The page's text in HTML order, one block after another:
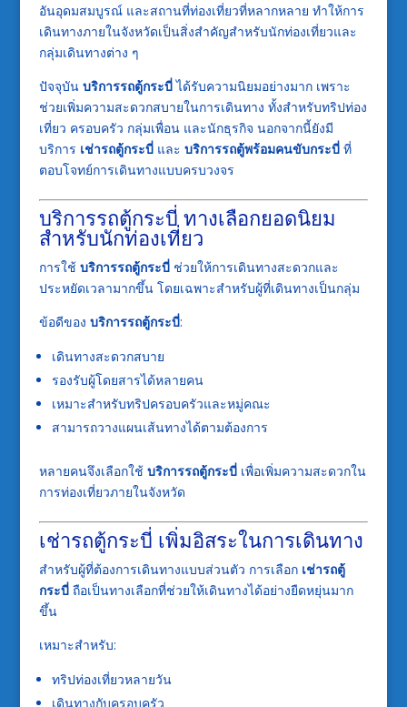
อันอุดมสมบูรณ์ และสถานที่ท่องเที่ยวที่หลากหลาย ทำให้การ
เดินทางภายในจังหวัดเป็นสิ่งสำคัญสำหรับนักท่องเที่ยวและ
กลุ่มเดินทางต่าง ๆ
ปัจจุบัน บริการรถตู้กระบี่ได้รับความนิยมอย่างมาก เพราะ
ช่วยเพิ่มความสะดวกสบายในการเดินทาง ทั้งสำหรับทริปท่อง
เที่ยว ครอบครัว กลุ่มเพื่อน และนักธุรกิจ นอกจากนี้ยังมี
บริการ เช่ารถตู้กระบี่และ บริการรถตู้พร้อมคนขับกระบี่ที่
ตอบโจทย์การเดินทางแบบครบวงจร
บริการรถตู้กระบี่ ทางเลือกยอดนิยม
สำหรับนักท่องเที่ยว
การใช้ บริการรถตู้กระบี่ช่วยให้การเดินทางสะดวกและ
ประหยัดเวลามากขึ้น โดยเฉพาะสำหรับผู้ที่เดินทางเป็นกลุ่ม
ข้อดีของ บริการรถตู้กระบี่:
เดินทางสะดวกสบาย
รองรับผู้โดยสารได้หลายคน
เหมาะสำหรับทริปครอบครัวและหมู่คณะ
สามารถวางแผนเส้นทางได้ตามต้องการ
หลายคนจึงเลือกใช้ บริการรถตู้กระบี่เพื่อเพิ่มความสะดวกใน
การท่องเที่ยวภายในจังหวัด
เช่ารถตู้กระบี่ เพิ่มอิสระในการเดินทาง
สำหรับผู้ที่ต้องการเดินทางแบบส่วนตัว การเลือก เช่ารถตู้
กระบี่ถือเป็นทางเลือกที่ช่วยให้เดินทางได้อย่างยืดหยุ่นมาก
ขึ้น
เหมาะสำหรับ:
ทริปท่องเที่ยวหลายวัน
เดินทางกับครอบครัว